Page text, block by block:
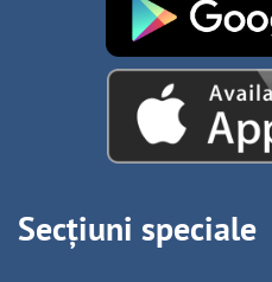
Secțiuni speciale